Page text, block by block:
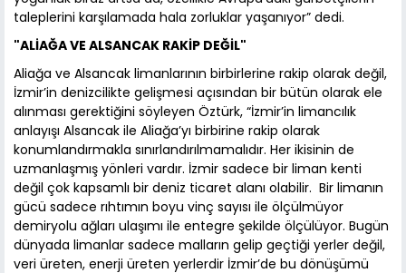
taleplerini karşılamada hala zorluklar yaşanıyor” dedi.
"ALİAĞA VE ALSANCAK RAKİP DEĞİL"
Aliağa ve Alsancak limanlarının birbirlerine rakip olarak değil,
İzmir’in denizcilikte gelişmesi açısından bir bütün olarak ele
alınması gerektiğini söyleyen Öztürk, “İzmir’in limancılık
anlayışı Alsancak ile Aliağa’yı birbirine rakip olarak
konumlandırmakla sınırlandırılmamalıdır. Her ikisinin de
uzmanlaşmış yönleri vardır. İzmir sadece bir liman kenti
değil çok kapsamlı bir deniz ticaret alanı olabilir. Bir limanın
gücü sadece rıhtımın boyu vinç sayısı ile ölçülmüyor
demiryolu ağları ulaşımı ile entegre şekilde ölçülüyor. Bugün
dünyada limanlar sadece malların gelip geçtiği yerler değil,
veri üreten, enerji üreten yerlerdir İzmir’de bu dönüşümü